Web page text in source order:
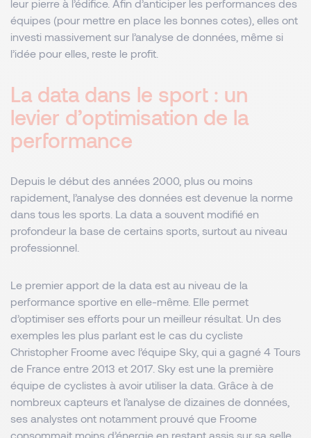
leur pierre à l’édifice. Afin d’anticiper les performances des
équipes (pour mettre en place les bonnes cotes), elles ont
investi massivement sur l’analyse de données, même si
l’idée pour elles, reste le profit.
La data dans le sport : un
levier d’optimisation de la
performance
Depuis le début des années 2000, plus ou moins
rapidement, l’analyse des données est devenue la norme
dans tous les sports. La data a souvent modifié en
profondeur la base de certains sports, surtout au niveau
professionnel.
Le premier apport de la data est au niveau de la
performance sportive en elle-même. Elle permet
d’optimiser ses efforts pour un meilleur résultat. Un des
exemples les plus parlant est le cas du cycliste
Christopher Froome avec l’équipe Sky, qui a gagné 4 Tours
de France entre 2013 et 2017. Sky est une la première
équipe de cyclistes à avoir utiliser la data. Grâce à de
nombreux capteurs et l’analyse de dizaines de données,
ses analystes ont notamment prouvé que Froome
consommait moins d’énergie en restant assis sur sa selle